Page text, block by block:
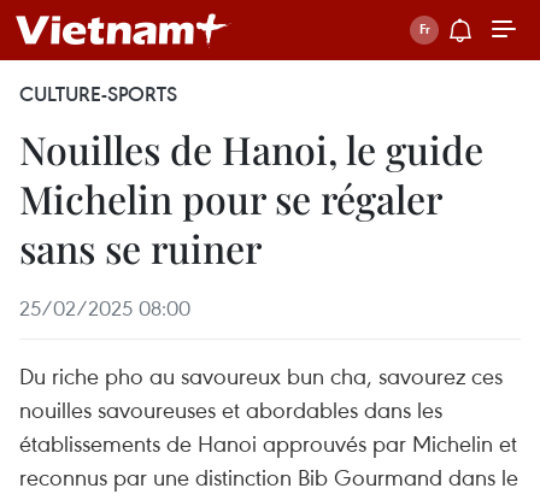
CULTURE-SPORTS
Nouilles de Hanoi, le guide
Michelin pour se régaler
sans se ruiner
25/02/2025 08:00
Du riche pho au savoureux bun cha, savourez ces
nouilles savoureuses et abordables dans les
établissements de Hanoi approuvés par Michelin et
reconnus par une distinction Bib Gourmand dans le